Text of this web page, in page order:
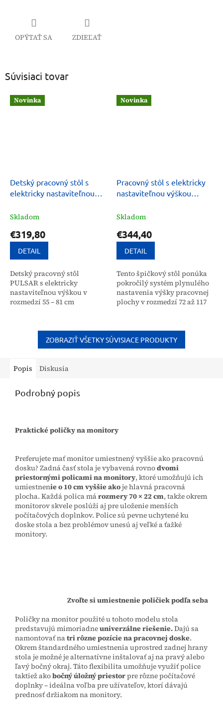
OPÝTAŤ SA ZDIEĽAŤ
Súvisiaci tovar
Novinka
Detský pracovný stôl s
elektricky nastaviteľnou
cm, PULSAR
Skladom
€319,80
DETAIL
Detský pracovný stôl
PULSAR s elektricky
nastaviteľnou výškou v
rozmedzí 55 – 81 cm
vášho dieťaťa. Vďaka
plochám 120 x 60 cm
poskytuje...
Novinka
Pracovný stôl s elektricky
nastaviteľnou výškou
HIGHLANDER ULTRADESK
Skladom
€344,40
DETAIL
Tento špičkový stôl ponúka
pokročilý systém plynulého
nastavenia výšky pracovnej
plochy v rozmedzí 72 až 117
ZOBRAZIŤ VŠETKY SÚVISIACE PRODUKTY
Popis Diskusia
Podrobný popis
Praktické poličky na monitory
Preferujete mať monitor umiestnený vyššie ako pracovnú
dosku? Zadná časť stola je vybavená rovnodvomi
priestornými policami na monitory, ktoré umožňujú ich
umiestnenie o 10 cm vyššie akoje hlavná pracovná
plocha. Každá polica mározmery 70 × 22 cm, takže okrem
monitorov skvele poslúži aj pre uloženie menších
počítačových doplnkov. Police sú pevne uchytené ku
doske stola a bez problémov unesú aj veľké a ťažké
monitory.
Zvoľte si umiestnenie poličiek podľa seba
Poličky na monitor použité u tohoto modelu stola
predstavujú mimoriadneuniverzálne riešenie.Dajú sa
namontovať natri rôzne pozície na pracovnej doske.
Okrem štandardného umiestnenia uprostred zadnej hrany
stola je možné je alternatívne inštalovať aj na pravý alebo
ľavý bočný okraj. Táto flexibilita umožňuje využiť police
taktiež akobočný úložný priestorpre rôzne počítačové
doplnky – ideálna voľba pre užívateľov, ktorí dávajú
prednosť držiakom na monitory.